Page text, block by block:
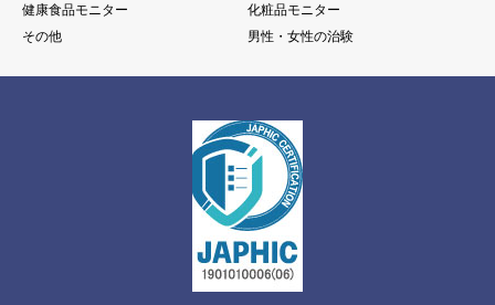
健康食品モニター
化粧品モニター
その他
男性・女性の治験